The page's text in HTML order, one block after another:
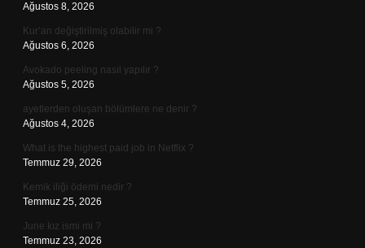
Ağustos 8, 2026
Kur’an değiştirilmiş olabilir mi ?
Ağustos 6, 2026
Avokado peeling nasıl yapılır ?
Ağustos 5, 2026
ayetlerden oluşan bölümlere ne denir ?
Ağustos 4, 2026
What is the highest paid job in Netflix ?
Temmuz 29, 2026
Kemik iliği ödemi nedir ?
Temmuz 25, 2026
June kız ismi mi ?
Temmuz 23, 2026